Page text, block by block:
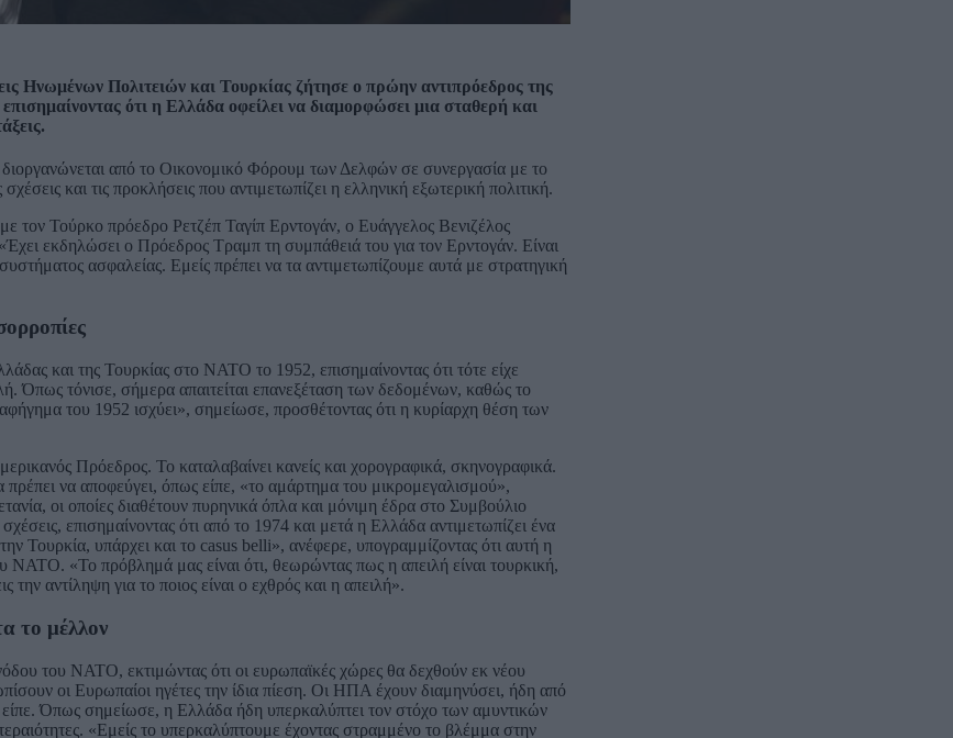
Ηνωμένων Πολιτειών και Τουρκίας ζήτησε ο πρώην αντιπρόεδρος της
ότι η Ελλάδα οφείλει να διαμορφώσει μια σταθερή και
από το Οικονομικό Φόρουμ των Δελφών σε συνεργασία με το
και τις προκλήσεις που αντιμετωπίζει η ελληνική εξωτερική πολιτική.
τον Τούρκο πρόεδρο Ρετζέπ Ταγίπ Ερντογάν, ο Ευάγγελος Βενιζέλος
εκδηλώσει ο Πρόεδρος Τραμπ τη συμπάθειά του για τον Ερντογάν. Είναι
ασφαλείας. Εμείς πρέπει να τα αντιμετωπίζουμε αυτά με στρατηγική
και της Τουρκίας στο ΝΑΤΟ το 1952, επισημαίνοντας ότι τότε είχε
Όπως τόνισε, σήμερα απαιτείται επανεξέταση των δεδομένων, καθώς το
του 1952 ισχύει», σημείωσε, προσθέτοντας ότι η κυρίαρχη θέση των
Πρόεδρος. Το καταλαβαίνει κανείς και χορογραφικά, σκηνογραφικά.
να αποφεύγει, όπως είπε, «το αμάρτημα του μικρομεγαλισμού»,
οι οποίες διαθέτουν πυρηνικά όπλα και μόνιμη έδρα στο Συμβούλιο
επισημαίνοντας ότι από το 1974 και μετά η Ελλάδα αντιμετωπίζει ένα
Τουρκία, υπάρχει και το casus belli», ανέφερε, υπογραμμίζοντας ότι αυτή η
ΝΑΤΟ. «Το πρόβλημά μας είναι ότι, θεωρώντας πως η απειλή είναι τουρκική,
αντίληψη για το ποιος είναι ο εχθρός και η απειλή».
το μέλλον
του ΝΑΤΟ, εκτιμώντας ότι οι ευρωπαϊκές χώρες θα δεχθούν εκ νέου
οι Ευρωπαίοι ηγέτες την ίδια πίεση. Οι ΗΠΑ έχουν διαμηνύσει, ήδη από
είπε. Όπως σημείωσε, η Ελλάδα ήδη υπερκαλύπτει τον στόχο των αμυντικών
«Εμείς το υπερκαλύπτουμε έχοντας στραμμένο το βλέμμα στην